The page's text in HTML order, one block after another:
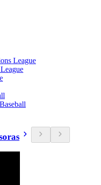
League